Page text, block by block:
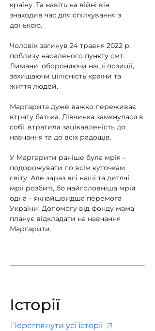
країну. Та навіть на війні він
знаходив час для спілкування з
донькою.
Чоловік загинув 24 травня 2022 р.
поблизу населеного пункту смт.
Лимани, обороняючи наші позиції,
захищаючи цілісність країни та
життя людей.
Маргарита дуже важко переживає
втрату батька. Дівчинка замкнулася в
собі, втратила зацікавленість до
навчання та до всіх радощів.
У Маргарити раніше була мрія –
подорожувати по всім куточкам
світу. Але зараз всі наші та дитячі
мрії розбиті, бо найголовніша мрія
одна – якнайшвидша перемога
України. Допомогу від фонду мама
планує відкладати на навчання
Маргарити.
Історії
Переглянути усі історії